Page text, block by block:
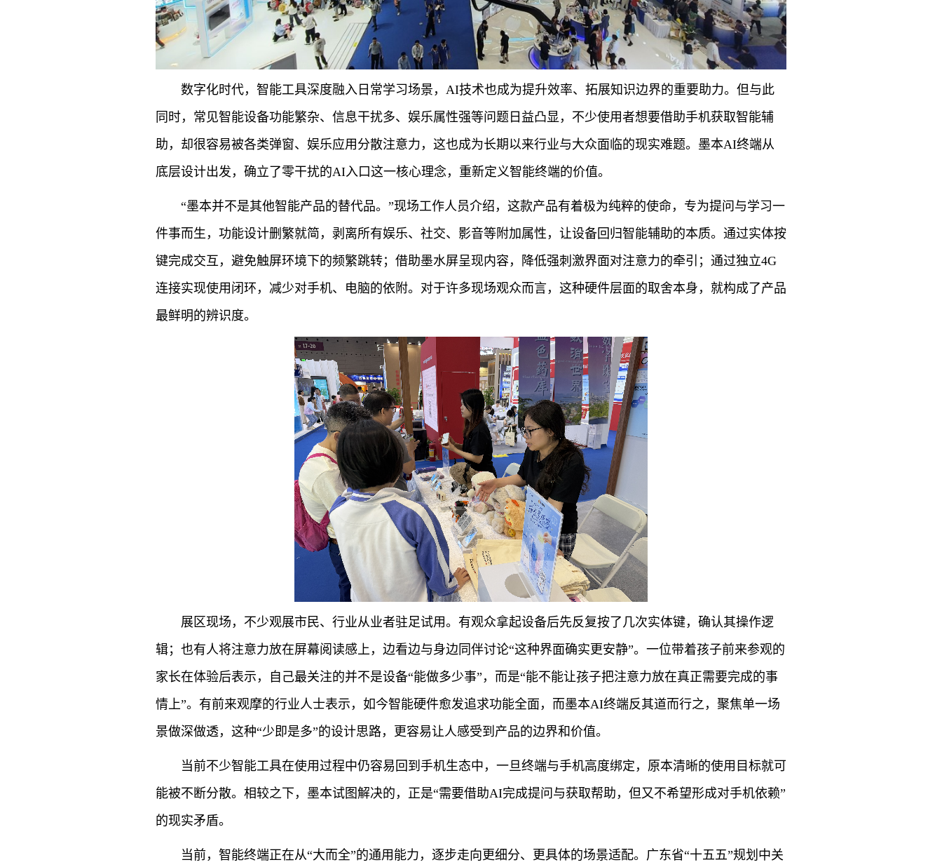
数字化时代，智能工具深度融入日常学习场景，AI技术也成为提升效率、拓展知识边界的重要助力。但与此
同时，常见智能设备功能繁杂、信息干扰多、娱乐属性强等问题日益凸显，不少使用者想要借助手机获取智能辅
助，却很容易被各类弹窗、娱乐应用分散注意力，这也成为长期以来行业与大众面临的现实难题。墨本AI终端从
底层设计出发，确立了零干扰的AI入口这一核心理念，重新定义智能终端的价值。
“墨本并不是其他智能产品的替代品。”现场工作人员介绍，这款产品有着极为纯粹的使命，专为提问与学习一
件事而生，功能设计删繁就简，剥离所有娱乐、社交、影音等附加属性，让设备回归智能辅助的本质。通过实体按
键完成交互，避免触屏环境下的频繁跳转；借助墨水屏呈现内容，降低强刺激界面对注意力的牵引；通过独立4G
连接实现使用闭环，减少对手机、电脑的依附。对于许多现场观众而言，这种硬件层面的取舍本身，就构成了产品
最鲜明的辨识度。
展区现场，不少观展市民、行业从业者驻足试用。有观众拿起设备后先反复按了几次实体键，确认其操作逻
辑；也有人将注意力放在屏幕阅读感上，边看边与身边同伴讨论“这种界面确实更安静”。一位带着孩子前来参观的
家长在体验后表示，自己最关注的并不是设备“能做多少事”，而是“能不能让孩子把注意力放在真正需要完成的事
情上”。有前来观摩的行业人士表示，如今智能硬件愈发追求功能全面，而墨本AI终端反其道而行之，聚焦单一场
景做深做透，这种“少即是多”的设计思路，更容易让人感受到产品的边界和价值。
当前不少智能工具在使用过程中仍容易回到手机生态中，一旦终端与手机高度绑定，原本清晰的使用目标就可
能被不断分散。相较之下，墨本试图解决的，正是“需要借助AI完成提问与获取帮助，但又不希望形成对手机依赖”
的现实矛盾。
当前，智能终端正在从“大而全”的通用能力，逐步走向更细分、更具体的场景适配。广东省“十五五”规划中关